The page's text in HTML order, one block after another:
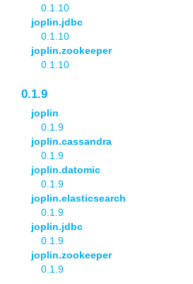
0.1.10
joplin.jdbc
0.1.10
joplin.zookeeper
0.1.10
0.1.9
joplin
0.1.9
joplin.cassandra
0.1.9
joplin.datomic
0.1.9
joplin.elasticsearch
0.1.9
joplin.jdbc
0.1.9
joplin.zookeeper
0.1.9